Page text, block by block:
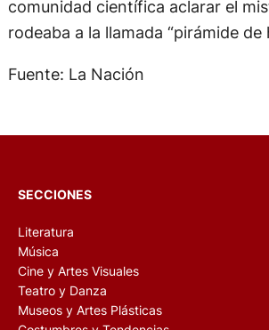
comunidad científica aclarar el
rodeaba a la llamada “pirámide de
Fuente: La Nación
SECCIONES
Literatura
Música
Cine y Artes Visuales
Teatro y Danza
Museos y Artes Plásticas